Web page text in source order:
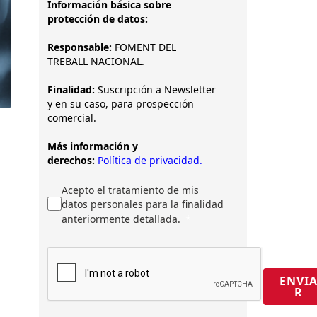
Información básica sobre
protección de datos:
Responsable: FOMENT DEL
TREBALL NACIONAL.
Finalidad: Suscripción a Newsletter
y en su caso, para prospección
comercial.
Más información y
derechos: Política de privacidad.
Acepto el tratamiento de mis
datos personales para la finalidad
anteriormente detallada.
ENVIA
R